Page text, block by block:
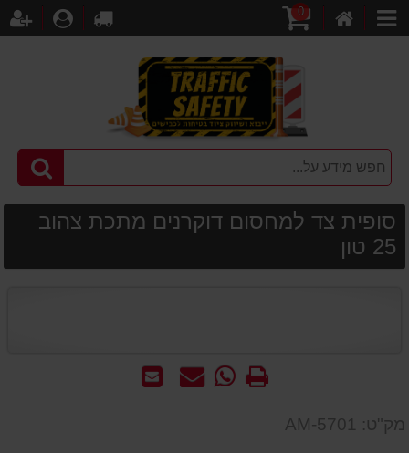
קטגוריות
קניות
0
לקופה
סופית צד למחסום דוקרנים מתכת צהוב
25 טון
שלח
שאל WhatsApp
מק"ט: AM-5701